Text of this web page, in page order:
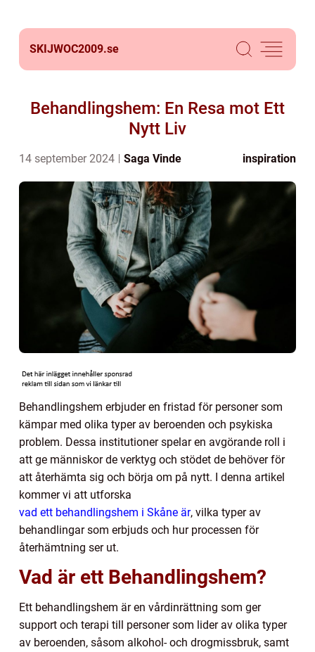
SKIJWOC2009.se
Behandlingshem: En Resa mot Ett
Nytt Liv
14 september 2024 Saga Vinde inspiration
Behandlingshem erbjuder en fristad för personer som
kämpar med olika typer av beroenden och psykiska
problem. Dessa institutioner spelar en avgörande roll i
att ge människor de verktyg och stödet de behöver för
att återhämta sig och börja om på nytt. I denna artikel
kommer vi att utforska
vad ett behandlingshem i Skåne är, vilka typer av
behandlingar som erbjuds och hur processen för
återhämtning ser ut.
Vad är ett Behandlingshem?
Ett behandlingshem är en vårdinrättning som ger
support och terapi till personer som lider av olika typer
av beroenden, såsom alkohol- och drogmissbruk, samt